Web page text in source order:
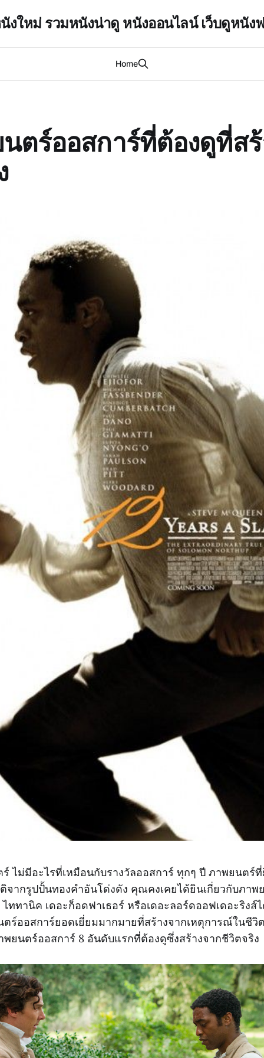
งใหม่ รวมหนังน่าดู หนังออนไลน์ เว็บดูหนัง
Home
ตร์ออสการ์ที่ต้องดูที่ส
ไม่มีอะไรที่เหมือนกับรางวัลออสการ์ ทุกๆ ปี ภาพยนตร์
จากรูปปั้นทองคำอันโด่งดัง คุณคงเคยได้ยินเกี่ยวกับภา
ไททานิค เดอะก็อดฟาเธอร์ หรือเดอะลอร์ดออฟเดอะริง
ร์ออสการ์ยอดเยี่ยมมากมายที่สร้างจากเหตุการณ์ในชีวิ
พยนตร์ออสการ์ 8 อันดับแรกที่ต้องดูซึ่งสร้างจากชีวิตจริง